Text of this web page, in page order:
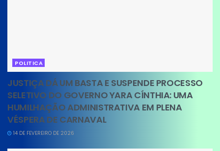
POLITICA
JUSTIÇA DÁ UM BASTA E SUSPENDE PROCESSO
SELETIVO DO GOVERNO YARA CÍNTHIA: UMA
HUMILHAÇÃO ADMINISTRATIVA EM PLENA
VÉSPERA DE CARNAVAL
14 DE FEVEREIRO DE 2026